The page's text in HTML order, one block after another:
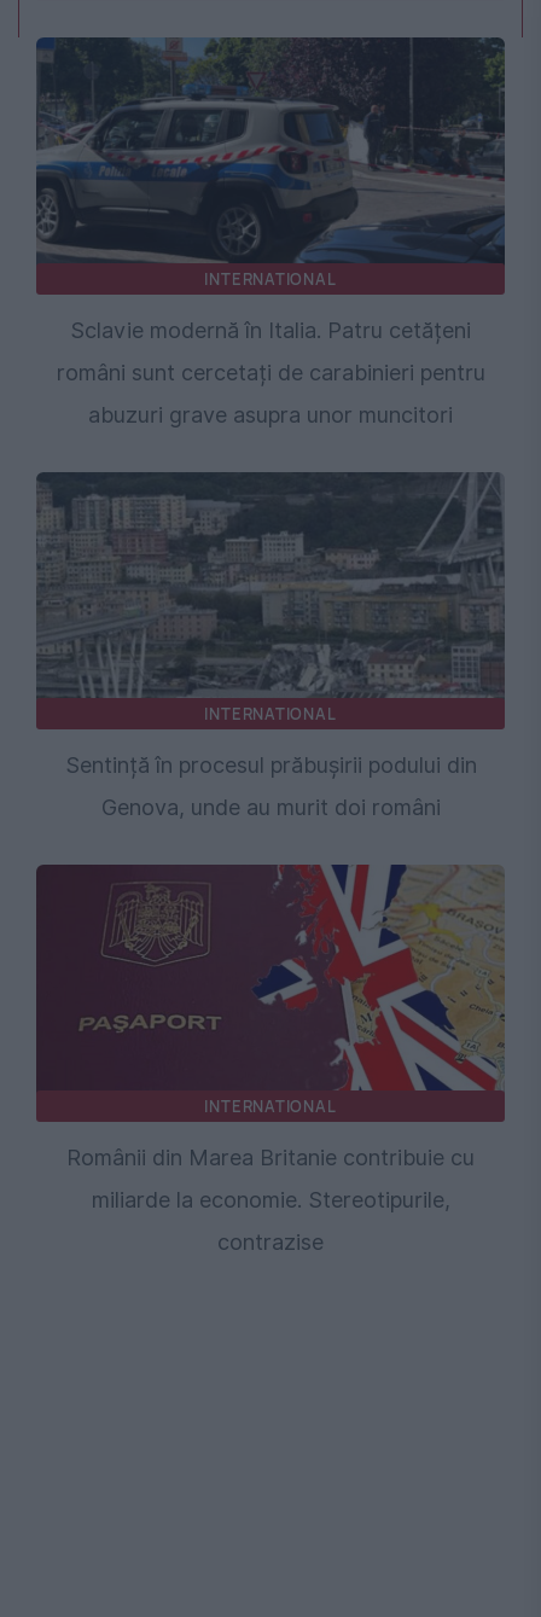
INTERNATIONAL
Sclavie modernă în Italia. Patru cetățeni
români sunt cercetați de carabinieri pentru
abuzuri grave asupra unor muncitori
INTERNATIONAL
Sentință în procesul prăbușirii podului din
Genova, unde au murit doi români
INTERNATIONAL
Românii din Marea Britanie contribuie cu
miliarde la economie. Stereotipurile,
contrazise